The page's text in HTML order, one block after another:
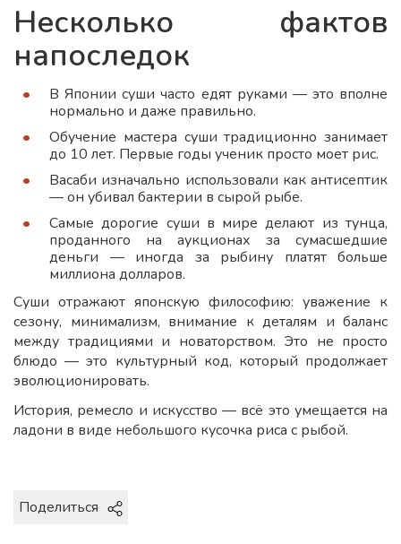
Несколько фактов
напоследок
В Японии суши часто едят руками — это вполне
нормально и даже правильно.
Обучение мастера суши традиционно занимает
до 10 лет. Первые годы ученик просто моет рис.
Васаби изначально использовали как антисептик
— он убивал бактерии в сырой рыбе.
Самые дорогие суши в мире делают из тунца,
проданного на аукционах за сумасшедшие
деньги — иногда за рыбину платят больше
миллиона долларов.
Суши отражают японскую философию: уважение к
сезону, минимализм, внимание к деталям и баланс
между традициями и новаторством. Это не просто
блюдо — это культурный код, который продолжает
эволюционировать.
История, ремесло и искусство — всё это умещается на
ладони в виде небольшого кусочка риса с рыбой.
Поделиться